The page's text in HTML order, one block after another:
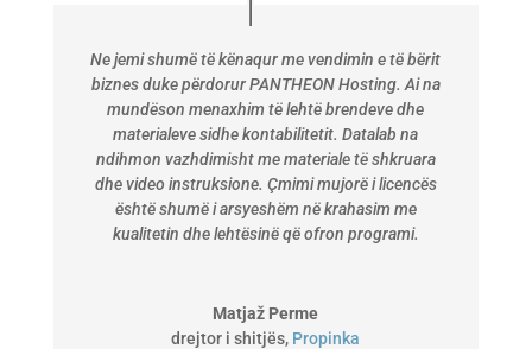
Ne jemi shumë të kënaqur me vendimin e të bërit
biznes duke përdorur PANTHEON Hosting. Ai na
mundëson menaxhim të lehtë brendeve dhe
materialeve sidhe kontabilitetit. Datalab na
ndihmon vazhdimisht me materiale të shkruara
dhe video instruksione. Çmimi mujorë i licencës
është shumë i arsyeshëm në krahasim me
kualitetin dhe lehtësinë që ofron programi.
Matjaž Perme
drejtor i shitjës, Propinka